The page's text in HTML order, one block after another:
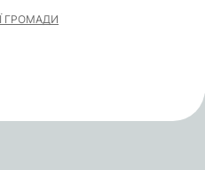
ГРОМАДИ